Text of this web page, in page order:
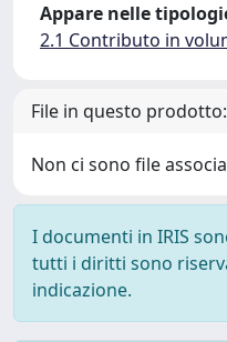
Appare nelle
2.1 Contributo in
File in questo prodotto:
Non ci sono file
I documenti in IRIS
tutti i diritti sono
indicazione.